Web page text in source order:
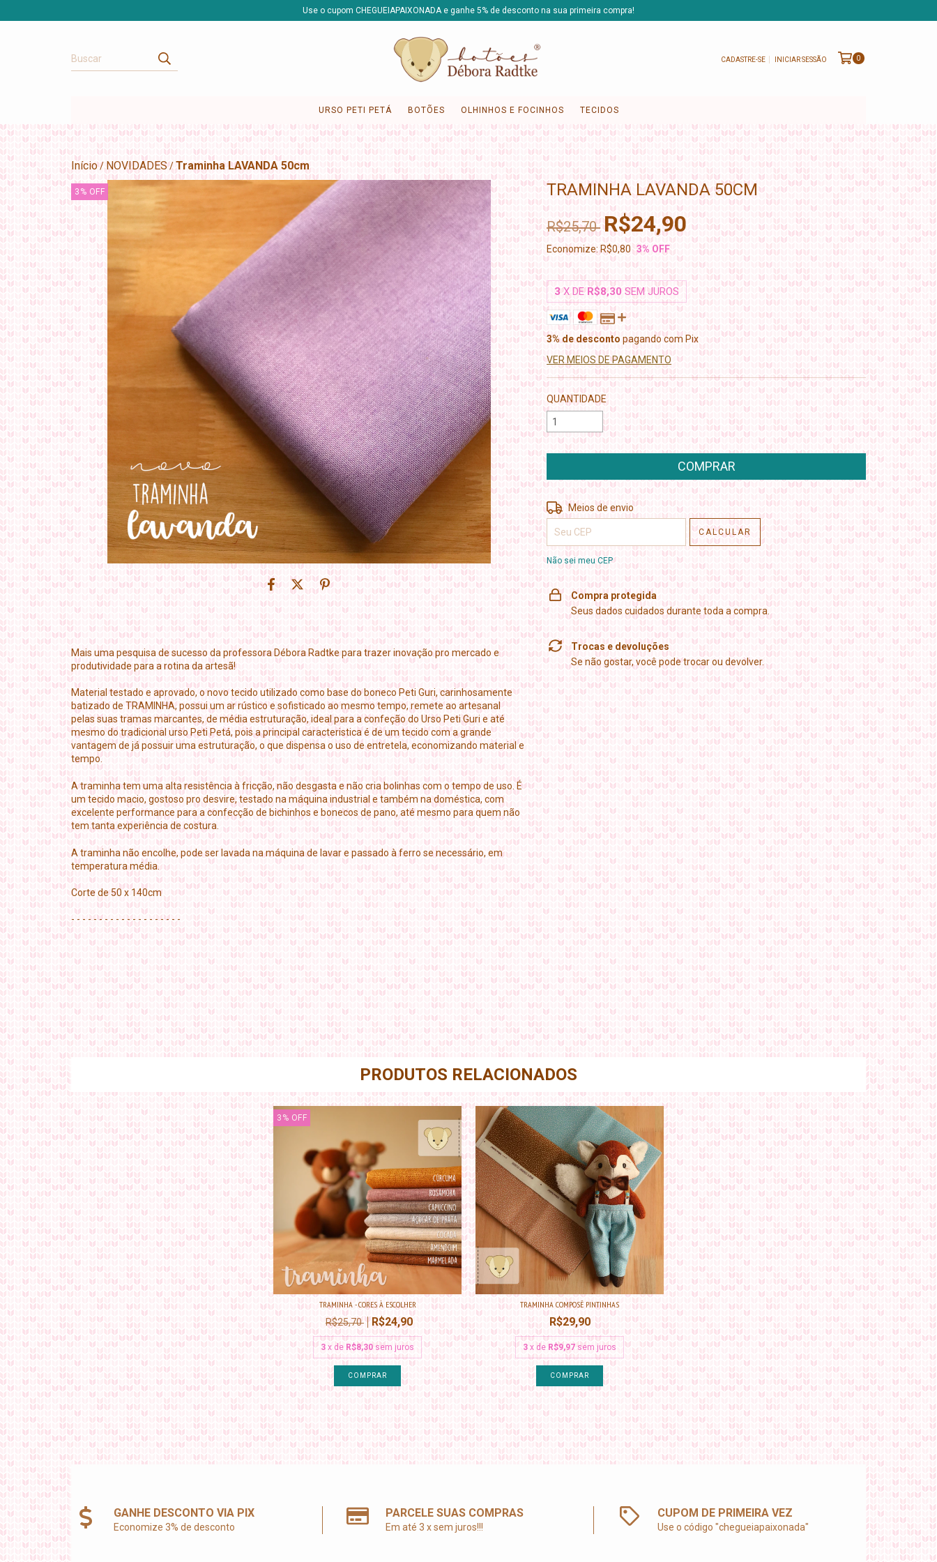
Use o cupom CHEGUEIAPAIXONADA e ganhe 5% de desconto na sua primeira compra!
CADASTRE-SE INICIAR SESSÃO 0
URSO PETI PETÁ BOTÕES OLHINHOS E FOCINHOS TECIDOS
Início/ NOVIDADES /Traminha LAVANDA 50cm
3 % OFF
Mais uma pesquisa de sucesso da professora Débora Radtke para trazer inovação pro mercado e
produtividade para a rotina da artesã!
Material testado e aprovado, o novo tecido utilizado como base do boneco Peti Guri, carinhosamente
batizado de TRAMINHA, possui um ar rústico e sofisticado ao mesmo tempo, remete ao artesanal
pelas suas tramas marcantes, de média estruturação, ideal para a confeção do Urso Peti Guri e até
mesmo do tradicional urso Peti Petá, pois a principal caracteristica é de um tecido com a grande
vantagem de já possuir uma estruturação, o que dispensa o uso de entretela, economizando material e
tempo.
A traminha tem uma alta resistência à fricção, não desgasta e não cria bolinhas com o tempo de uso. É
um tecido macio, gostoso pro desvire, testado na máquina industrial e também na doméstica, com
excelente performance para a confecção de bichinhos e bonecos de pano, até mesmo para quem não
tem tanta experiência de costura.
A traminha não encolhe, pode ser lavada na máquina de lavar e passado à ferro se necessário, em
temperatura média.
Corte de 50 x 140cm
- - - - - - - - - - - - - - - - - - - -
TRAMINHA LAVANDA 50CM
R$25,70 R$24,90
Economize: R$0,80 3% OFF
3 X DER$8,30 SEM JUROS
3% de desconto pagando com Pix
VER MEIOS DE PAGAMENTO
QUANTIDADE
Entregas para o CEP: ALTERAR CEP
Meios de envio
CALCULAR
Não sei meu CEP
Compra protegida
Seus dados cuidados durante toda a compra.
Trocas e devoluções
Se não gostar, você pode trocar ou devolver.
PRODUTOS RELACIONADOS
3 % OFF
TRAMINHA - CORES À ESCOLHER
R$25,70 R$24,90
3 x de R$8,30 sem juros
COMPRAR
TRAMINHA COMPOSÊ PINTINHAS
R$29,90
3 x de R$9,97 sem juros
GANHE DESCONTO VIA PIX
Economize 3% de desconto
PARCELE SUAS COMPRAS
Em até 3 x sem juros!!!
CUPOM DE PRIMEIRA VEZ
Use o código "chegueiapaixonada"